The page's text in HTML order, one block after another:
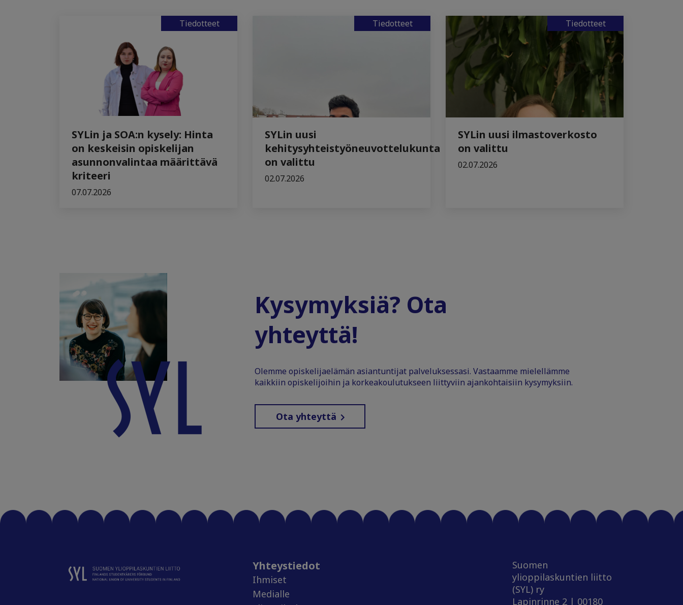
Tiedotteet
SYLin ja SOA:n kysely: Hinta
on keskeisin opiskelijan
asunnonvalintaa määrittävä
kriteeri
07.07.2026
Tiedotteet
SYLin uusi
kehitysyhteistyöneuvottelukunta
on valittu
02.07.2026
Tiedotteet
SYLin uusi ilmastoverkosto
on valittu
02.07.2026
Kysymyksiä? Ota
yhteyttä!
Olemme opiskelijaelämän asiantuntijat palveluksessasi. Vastaamme mielellämme
kaikkiin opiskelijoihin ja korkeakoulutukseen liittyviin ajankohtaisiin kysymyksiin.
Ota yhteyttä
Yhteystiedot
Ihmiset
Medialle
Suomen
ylioppilaskuntien liitto
(SYL) ry
Lapinrinne 2 | 00180